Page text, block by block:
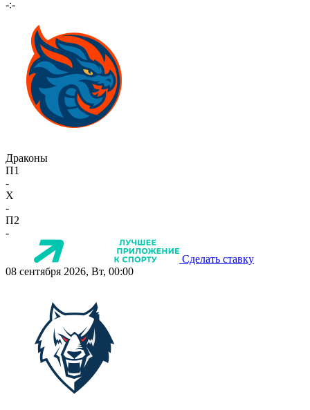
-:-
Драконы
П1
-
X
-
П2
-
Сделать ставку
08 сентября 2026, Вт, 00:00